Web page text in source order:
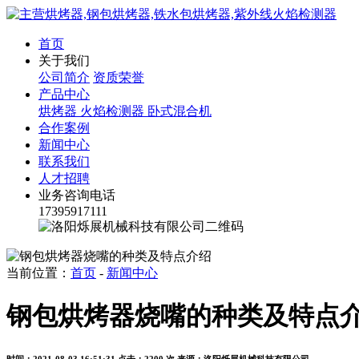
首页
关于我们
公司简介 资质荣誉
产品中心
烘烤器 火焰检测器 卧式混合机
合作案例
新闻中心
联系我们
人才招聘
业务咨询电话
17395917111
当前位置： 首页 - 新闻中心
钢包烘烤器烧嘴的种类及特点